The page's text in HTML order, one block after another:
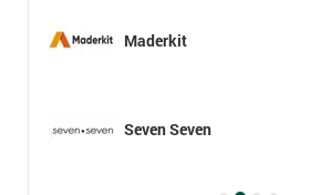
Maderkit
Seven Seven